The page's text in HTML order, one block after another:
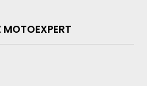
MOTOEXPERT